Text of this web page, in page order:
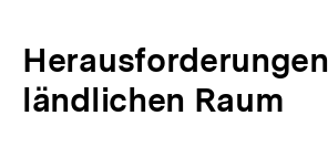
ländlichen Raum